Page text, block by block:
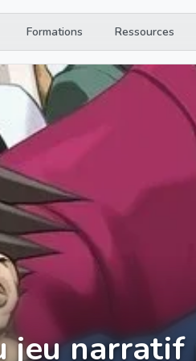
Formations Ressources
jeu